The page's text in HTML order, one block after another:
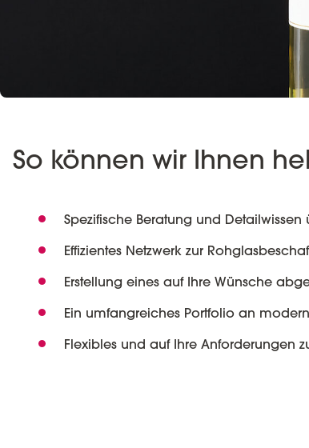
So können wir Ihnen
Spezifische Beratung und
Effizientes Netzwerk zur
Erstellung eines auf Ihre Wünsche
Ein umfangreiches Portfolio an
Flexibles und auf Ihre Anforderungen